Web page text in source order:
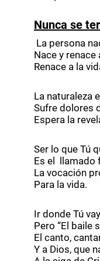
Nunca se
La persona
Nace y renace
Renace a la
La naturaleza
Sufre dolores
Espera la
Ser lo que Tú
Es el llamado
La vocación
Para la vida.
Ir donde Tú
Pero “El baile
El canto,
Y a Dios, que